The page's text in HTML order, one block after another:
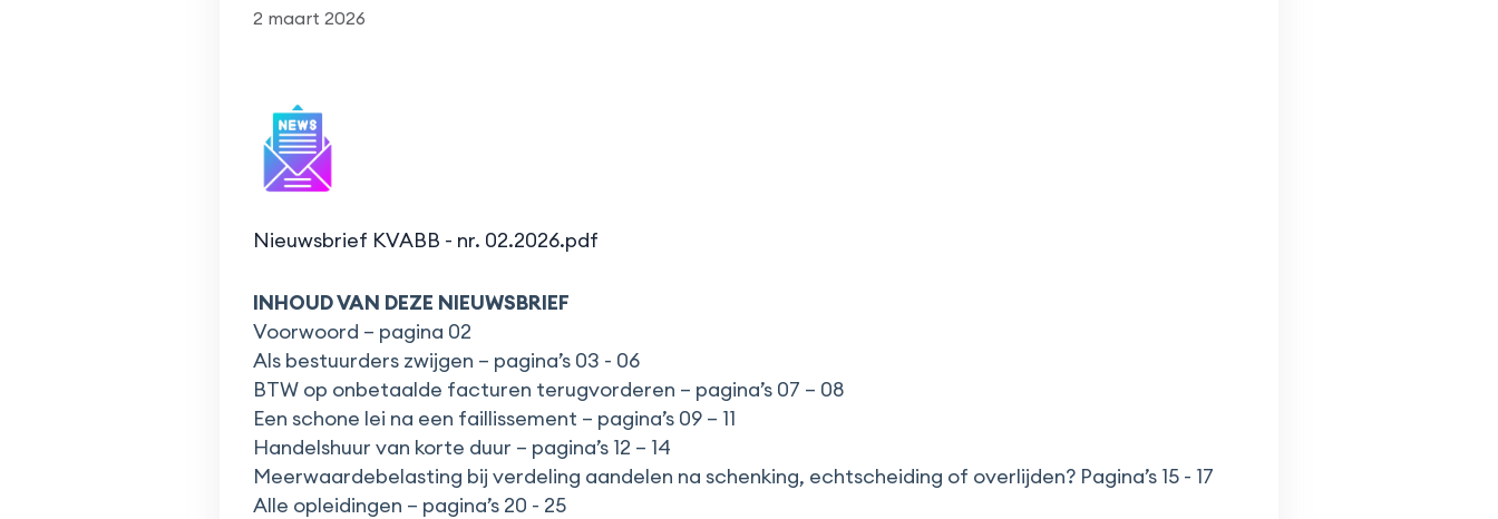
2 maart 2026
Nieuwsbrief KVABB - nr. 02.2026.pdf
INHOUD VAN DEZE NIEUWSBRIEF
Voorwoord – pagina 02
Als bestuurders zwijgen – pagina’s 03 - 06
BTW op onbetaalde facturen terugvorderen – pagina’s 07 – 08
Een schone lei na een faillissement – pagina’s 09 – 11
Handelshuur van korte duur – pagina’s 12 – 14
Meerwaardebelasting bij verdeling aandelen na schenking, echtscheiding of overlijden? Pagina’s 15 - 17
Alle opleidingen – pagina’s 20 - 25